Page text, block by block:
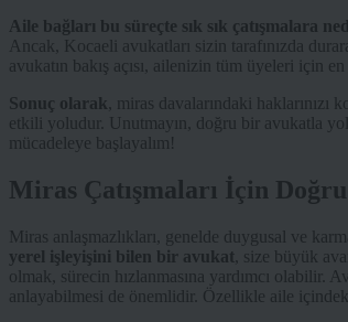
Aile bağları bu süreçte sık sık çatışmalara
Ancak, Kocaeli avukatları sizin tarafınızda
avukatın bakış açısı, ailenizin tüm üyeleri için
Sonuç olarak
, miras davalarındaki
etkili yoludur. Unutmayın, doğru bir avukatla
mücadeleye başlayalım!
Miras Çatışmaları İçin
Miras anlaşmazlıkları, genelde duygusal ve
yerel işleyişini bilen bir avukat , size büyük
olmak, sürecin hızlanmasına yardımcı olabilir.
anlayabilmesi de önemlidir. Özellikle aile